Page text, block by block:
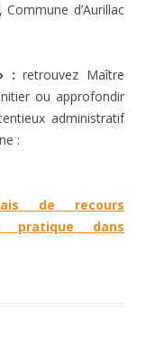
d’Aurillac
: retrouvez Maître
ou approfondir
administratif
:
de recours
pratique dans